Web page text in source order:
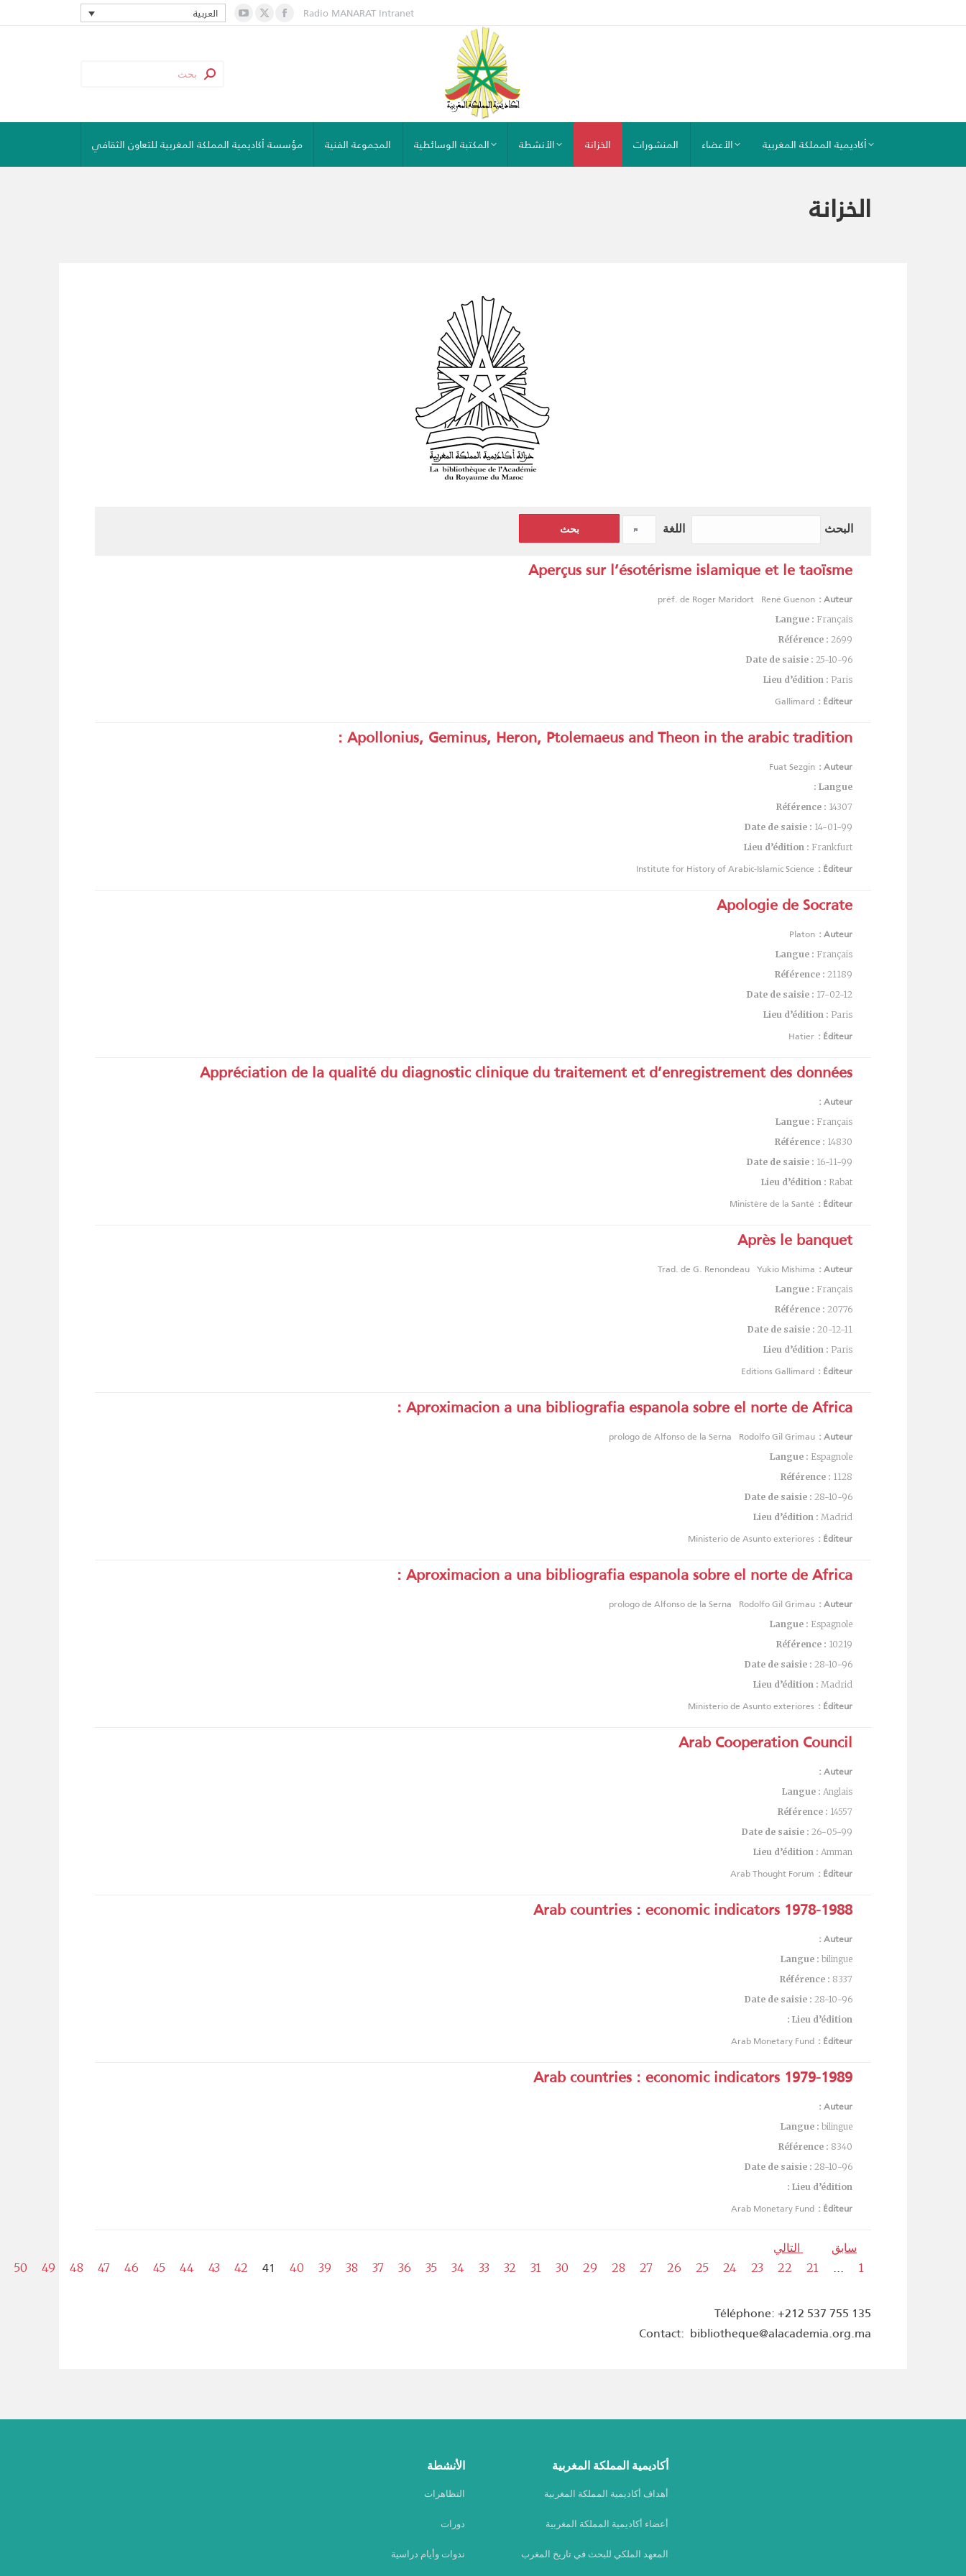
Intranet
Radio MANARAT
YouTube
العربية
أكاديمية المملكة المغربية الأعضاء المنشورات الخزانة الأنشطة المكتبة الوسائطية المجموعة الفنية مؤسسة أكاديمية المملكة المغربية للتعاون الثقافي
الخزانة
البحث اللغة
Aperçus sur l’ésotérisme islamique et le taoïsme
Auteur :
René Guenon
préf. de Roger Maridort
Langue : Français
Référence : 2699
Date de saisie : 25-10-96
Lieu d’édition : Paris
Éditeur :
Gallimard
Apollonius, Geminus, Heron, Ptolemaeus and Theon in the arabic tradition :
Auteur :
Fuat Sezgin
Langue :
Référence : 14307
Date de saisie : 14-01-99
Lieu d’édition : Frankfurt
Éditeur :
Institute for History of Arabic-Islamic Science
Apologie de Socrate
Auteur :
Platon
Langue : Français
Référence : 21189
Date de saisie : 17-02-12
Lieu d’édition : Paris
Éditeur :
Hatier
Appréciation de la qualité du diagnostic clinique du traitement et d’enregistrement des données
Auteur :
Langue : Français
Référence : 14830
Date de saisie : 16-11-99
Lieu d’édition : Rabat
Éditeur :
Ministère de la Santé
Après le banquet
Auteur :
Yukio Mishima
Trad. de G. Renondeau
Langue : Français
Référence : 20776
Date de saisie : 20-12-11
Lieu d’édition : Paris
Éditeur :
Editions Gallimard
Aproximacion a una bibliografia espanola sobre el norte de Africa :
Auteur :
Rodolfo Gil Grimau
prologo de Alfonso de la Serna
Langue : Espagnole
Référence : 1128
Date de saisie : 28-10-96
Lieu d’édition : Madrid
Éditeur :
Ministerio de Asunto exteriores
Aproximacion a una bibliografia espanola sobre el norte de Africa :
Auteur :
Rodolfo Gil Grimau
prologo de Alfonso de la Serna
Langue : Espagnole
Référence : 10219
Date de saisie : 28-10-96
Lieu d’édition : Madrid
Éditeur :
Ministerio de Asunto exteriores
Arab Cooperation Council
Auteur :
Langue : Anglais
Référence : 14557
Date de saisie : 26-05-99
Lieu d’édition : Amman
Éditeur :
Arab Thought Forum
Arab countries : economic indicators 1978-1988
Auteur :
Langue : bilingue
Référence : 8337
Date de saisie : 28-10-96
Lieu d’édition :
Éditeur :
Arab Monetary Fund
Arab countries : economic indicators 1979-1989
Auteur :
Langue : bilingue
Référence : 8340
Date de saisie : 28-10-96
Lieu d’édition :
Éditeur :
Arab Monetary Fund
سابق
التالي
1
...
21
22
23
24
25
26
27
28
29
30
31
32
33
34
35
36
37
38
39
40
41
42
43
44
45
46
47
48
49
50
Téléphone: +212 537 755 135
Contact: bibliotheque@alacademia.org.ma
أكاديمية المملكة المغربية
أهداف أكاديمية المملكة المغربية
أعضاء أكاديمية المملكة المغربية
المعهد الملكي للبحث في تاريخ المغرب
الأنشطة
التظاهرات
دورات
ندوات وأيام دراسية